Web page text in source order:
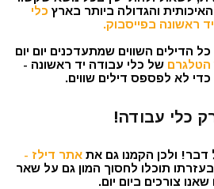
והגדולה ביותר בארץ כלי
ראשונה בפייסבוק.
הדילים השווים שמתעדכנים יום יום
הטלגרם של כלי עבודה יד ראשונה -
לא לפספס דילים שווים.
כלי עבודה!
דבר! ולכן הקמנו גם אתאתר דילז -
בעזרתו תוכלו לחסוך המון גם על שאר
צורכים ביום יום.